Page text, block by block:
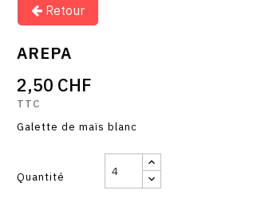
Retour
AREPA
2,50 CHF
TTC
Galette de maïs blanc
Quantité